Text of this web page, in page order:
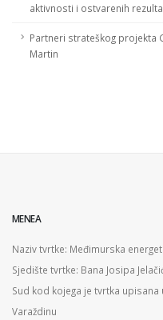
aktivnosti i ostvarenih
Partneri strateškog projekta
Martin
MENEA
Naziv tvrtke: Međimurska
Sjedište tvrtke: Bana Josipa
Sud kod kojega je tvrtka
Varaždinu